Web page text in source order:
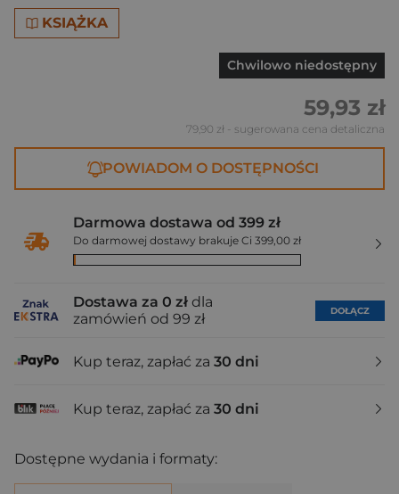
KSIĄŻKA
Chwilowo niedostępny
59,93 zł
79,90 zł - sugerowana cena detaliczna
POWIADOM O DOSTĘPNOŚCI
Darmowa dostawa od 399 zł
Do darmowej dostawy brakuje Ci 399,00 zł
Dostawa za 0 zł dla
zamówień od 99 zł
DOŁĄCZ
Kup teraz, zapłać za 30 dni
Kup teraz, zapłać za 30 dni
Dostępne wydania i formaty: